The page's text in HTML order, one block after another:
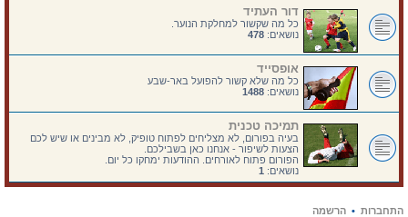
דור העתיד
כל מה שקשור למחלקת הנוער.
נושאים: 478
אופסייד
כל מה שלא קשור להפועל באר-שבע
נושאים: 1488
תמיכה טכנית
בעיה בפורום, לא מצליחים לפתוח טופיק, לא מבינים או שיש לכם
הצעות לשיפור - אנחנו כאן בשבילכם.
הפורום פתוח לאורחים. ההודעות ימחקו כל יום.
נושאים: 1
התחברות • הרשמה